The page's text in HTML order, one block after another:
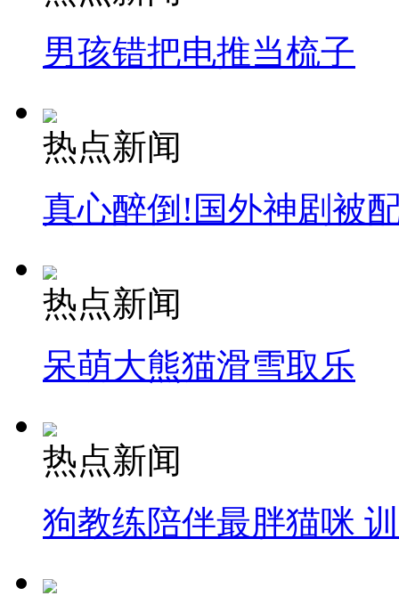
男孩错把电推当梳子
热点新闻
真心醉倒!国外神剧被
热点新闻
呆萌大熊猫滑雪取乐
热点新闻
狗教练陪伴最胖猫咪